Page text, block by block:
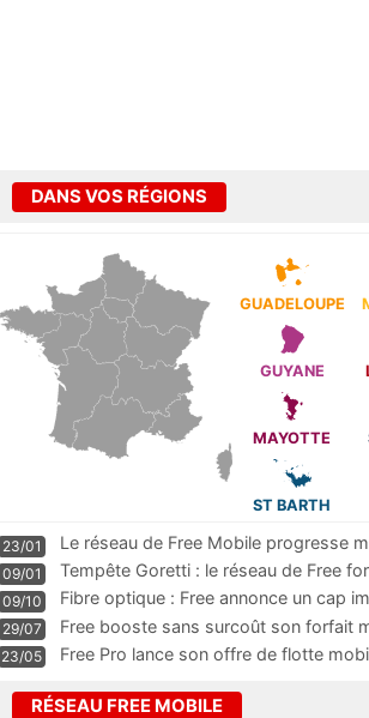
DANS VOS RÉGIONS
GUADELOUPE
GUYANE
MAYOTTE
ST BARTH
23/01
Le réseau de Free Mobile progresse
m
09/01
Tempête Goretti : le réseau de Free
09/10
Fibre optique : Free annonce un cap
pass
29/07
Free booste sans surcoût son forfait
23/05 Free Pro lance son offre de flotte
RÉSEAU FREE MOBILE